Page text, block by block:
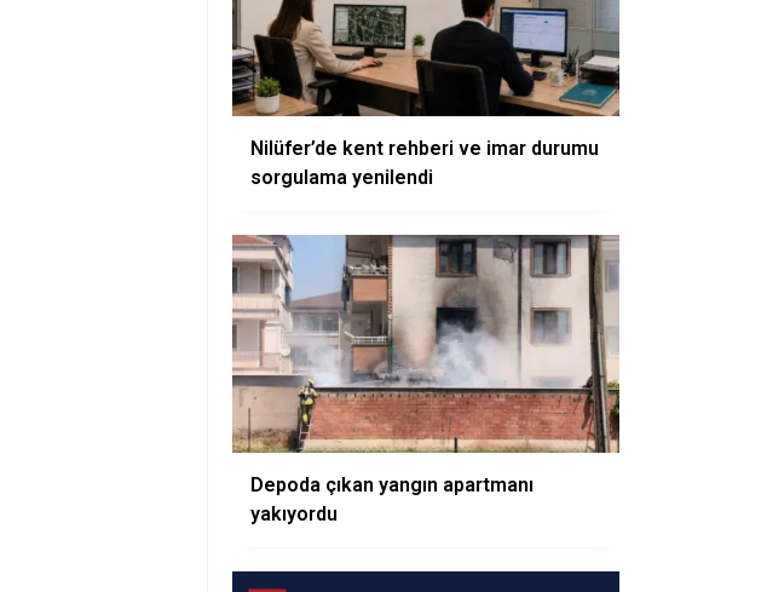
Nilüfer’de kent rehberi ve imar durumu
sorgulama yenilendi
Depoda çıkan yangın apartmanı
yakıyordu